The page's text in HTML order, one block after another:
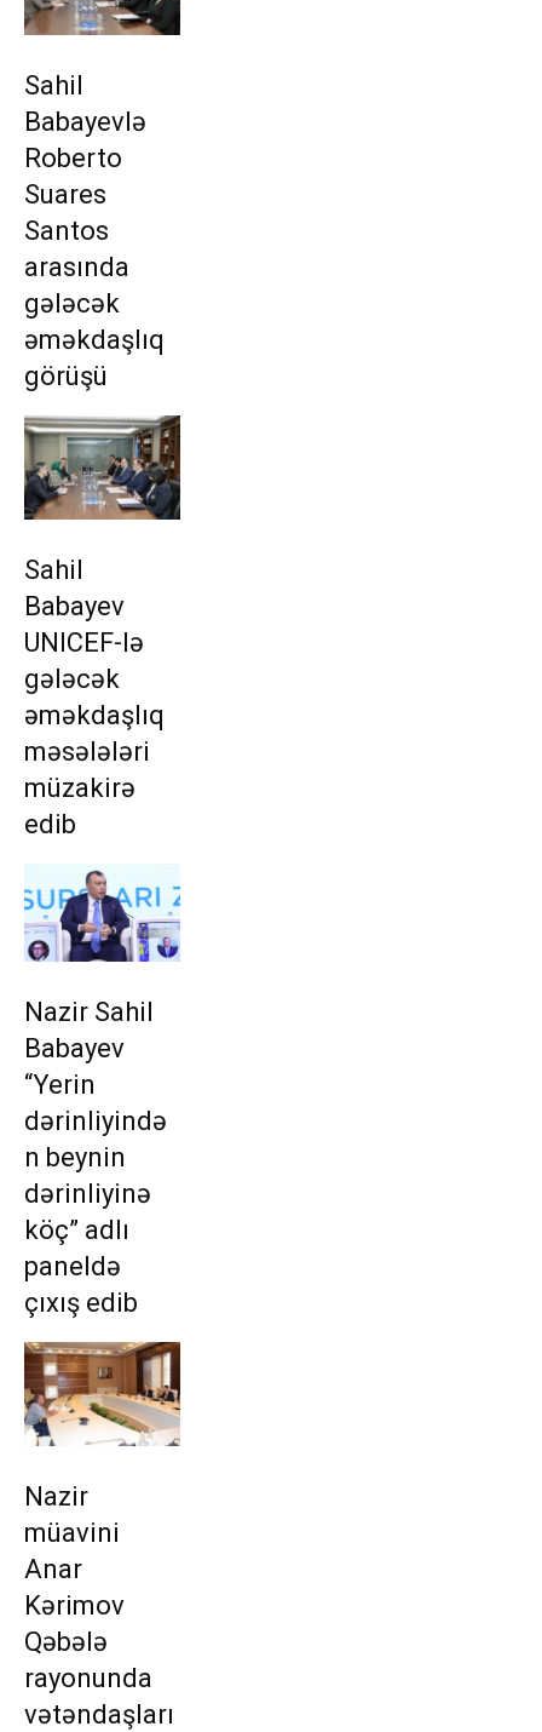
Sahil
Babayevlə
Roberto
Suares
Santos
arasında
gələcək
əməkdaşlıq
görüşü
Sahil
Babayev
UNICEF-lə
gələcək
əməkdaşlıq
məsələləri
müzakirə
edib
Nazir Sahil
Babayev
“Yerin
dərinliyində
n beynin
dərinliyinə
köç” adlı
paneldə
çıxış edib
Nazir
müavini
Anar
Kərimov
Qəbələ
rayonunda
vətəndaşları